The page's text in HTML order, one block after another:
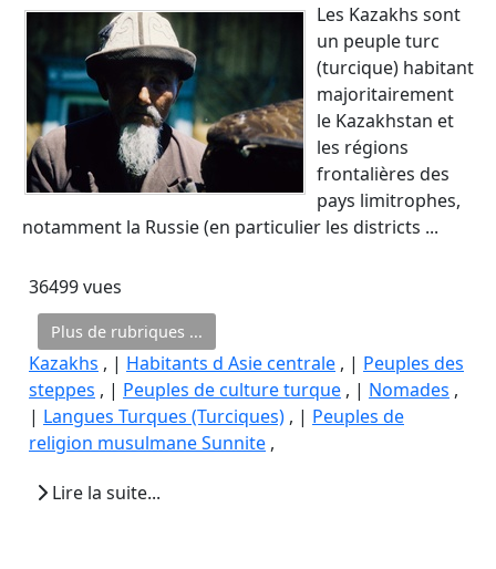
Les Kazakhs sont
un peuple turc
(turcique) habitant
majoritairement
le Kazakhstan et
les régions
frontalières des
pays limitrophes,
notamment la Russie (en particulier les districts ...
36499 vues
Plus de rubriques ...
Kazakhs , | Habitants d Asie centrale , | Peuples des
steppes , | Peuples de culture turque , | Nomades ,
| Langues Turques (Turciques) , | Peuples de
religion musulmane Sunnite ,
Lire la suite...